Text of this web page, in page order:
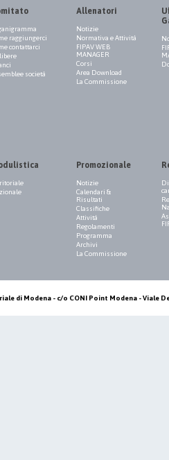
raggiungerci
contattarci
società
Allenatori
Notizie
Normativa e Attività
FIPAV WEB
MANAGER
Corsi
Area Download
La Commissione
Promozionale
Notizie
Calendari &
Risultati
Classifiche
Attività
Regolamenti
Programma
Archivi
La Commissione
di Modena - c/o CONI Point Modena - Viale